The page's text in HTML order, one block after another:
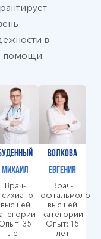
в
помощи.
Михаил
Врач-
высшей
35
лет
Волкова
Евгения
Врач-
офтальмолог
высшей
категории
Опыт: 15
лет